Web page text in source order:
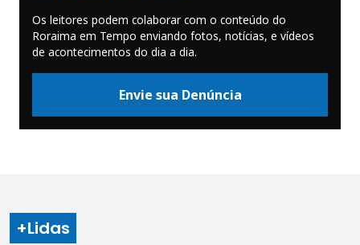
Os leitores podem colaborar com o conteúdo do
Roraima em Tempo enviando fotos, notícias, e vídeos
de acontecimentos do dia a dia.
Envie sua Denúncia
+Lidas